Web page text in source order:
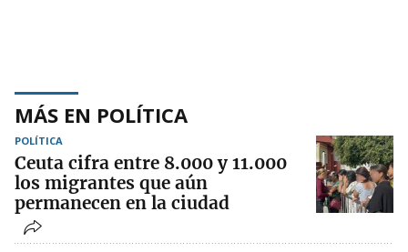
MÁS EN POLÍTICA
POLÍTICA
Ceuta cifra entre 8.000 y 11.000
los migrantes que aún
permanecen en la ciudad